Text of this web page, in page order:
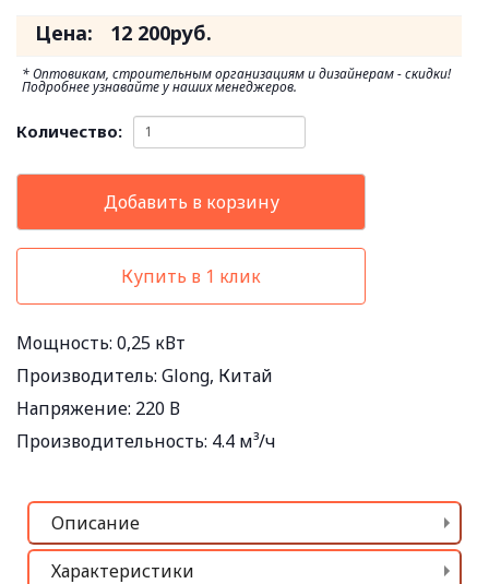
Цена: 12 200руб.
* Оптовикам, строительным организациям и дизайнерам - скидки!
Подробнее узнавайте у наших менеджеров.
Количество:
Добавить в корзину
Купить в 1 клик
Мощность: 0,25 кВт
Производитель: Glong, Китай
Напряжение: 220 В
Производительность: 4.4 м³/ч
Описание
Характеристики